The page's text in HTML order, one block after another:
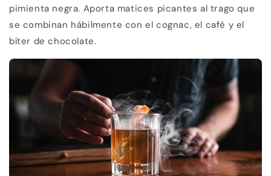
pimienta negra. Aporta matices picantes al trago que
se combinan hábilmente con el cognac, el café y el
bíter de chocolate.